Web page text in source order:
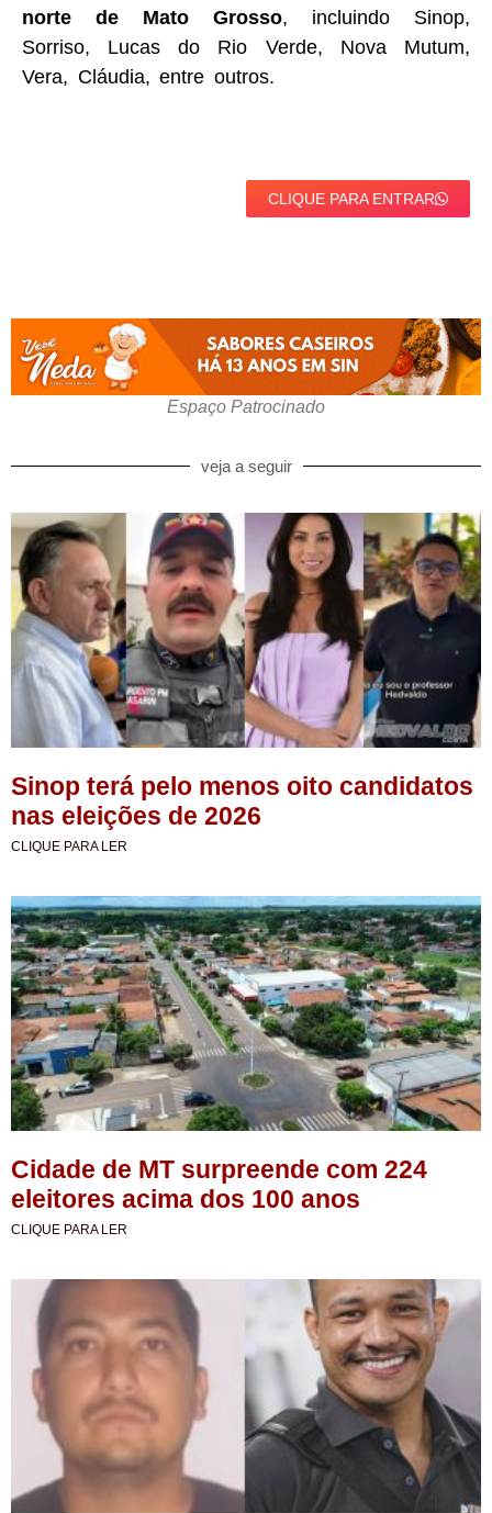
norte de Mato Grosso, incluindo Sinop,
Sorriso, Lucas do Rio Verde, Nova Mutum,
Vera, Cláudia, entre outros.
CLIQUE PARA ENTRAR
Espaço Patrocinado
veja a seguir
Sinop terá pelo menos oito candidatos
nas eleições de 2026
CLIQUE PARA LER
Cidade de MT surpreende com 224
eleitores acima dos 100 anos
CLIQUE PARA LER